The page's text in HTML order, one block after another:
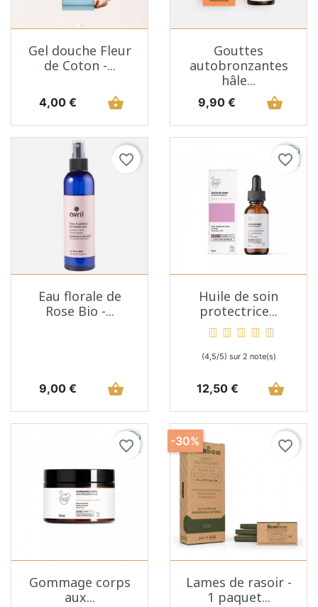
Gel douche Fleur
de Coton -...
Prix
4,00 € shopping_basket
Gouttes
autobronzantes
hâle...
Prix
9,90 € shopping_basket
favorite_border
Eau florale de
Rose Bio -...
Prix
9,00 € shopping_basket
favorite_border
Huile de soin
protectrice...
(4,5/5) sur 2 note(s)
Prix
12,50 € shopping_basket
favorite_border
Gommage corps
aux...
favorite_border
Lames de rasoir -
1 paquet...
-30%